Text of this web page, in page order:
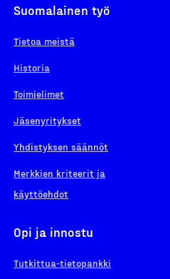
Suomalainen työ
Tietoa meistä
Historia
Toimielimet
Jäsenyritykset
Yhdistyksen säännöt
Merkkien kriteerit ja
käyttöehdot
Opi ja innostu
Tutkittua-tietopankki